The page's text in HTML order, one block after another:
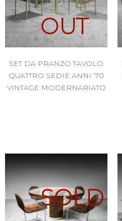
OUT
SET DA PRANZO TAVOLO
QUATTRO SEDIE ANNI ’70
VINTAGE MODERNARIATO
SOLD